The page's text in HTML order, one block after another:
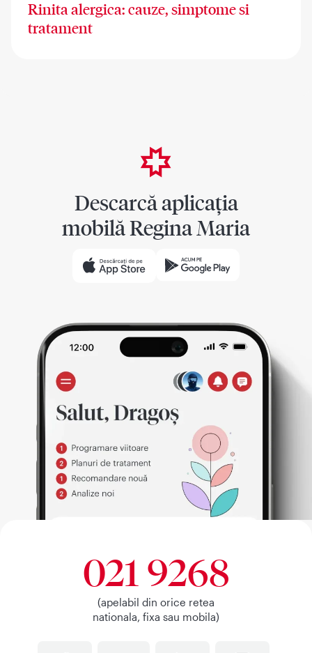
Rinita alergica: cauze, simptome si
tratament
Descarcă aplicația
mobilă Regina Maria
021 9268
(apelabil din orice retea
nationala, fixa sau mobila)